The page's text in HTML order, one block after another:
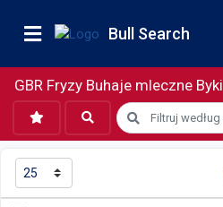
Bull Search
GBR Fryzy Buhaje mleczne Byki